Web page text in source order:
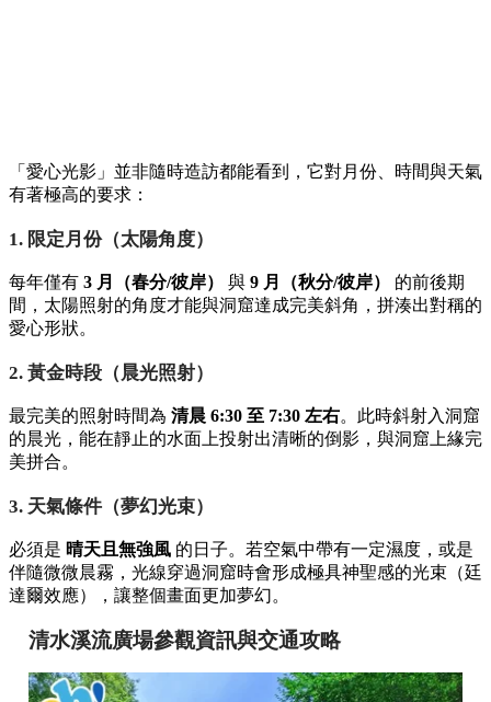
「愛心光影」並非隨時造訪都能看到，它對月份、時間與天氣
有著極高的要求：
1. 限定月份（太陽角度）
每年僅有 3 月（春分/彼岸） 與 9 月（秋分/彼岸）
的前後期
間，太陽照射的角度才能與洞窟達成完美斜角，拼湊出對稱的
愛心形狀。
2. 黃金時段（晨光照射）
最完美的照射時間為 清晨 6:30 至 7:30 左右。此時斜射入洞窟
的晨光，能在靜止的水面上投射出清晰的倒影，與洞窟上緣完
美拼合。
3. 天氣條件（夢幻光束）
必須是 晴天且無強風 的日子。若空氣中帶有一定濕度，或是
伴隨微微晨霧，光線穿過洞窟時會形成極具神聖感的光束（廷
達爾效應），讓整個畫面更加夢幻。
清水溪流廣場參觀資訊與交通攻略